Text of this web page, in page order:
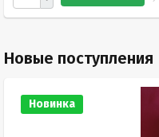
Новые поступления
Новинка